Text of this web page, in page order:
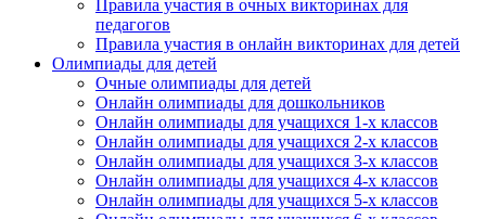
Правила участия в очных викторинах для
педагогов
Правила участия в онлайн викторинах для детей
Олимпиады для детей
Очные олимпиады для детей
Онлайн олимпиады для дошкольников
Онлайн олимпиады для учащихся 1-х классов
Онлайн олимпиады для учащихся 2-х классов
Онлайн олимпиады для учащихся 3-х классов
Онлайн олимпиады для учащихся 4-х классов
Онлайн олимпиады для учащихся 5-х классов